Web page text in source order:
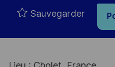
Sauvegarder